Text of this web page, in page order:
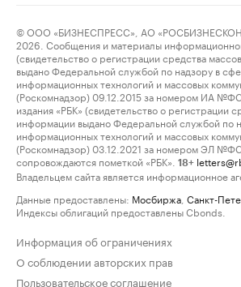
© ООО «БИЗНЕСПРЕСС», АО
2026. Сообщения и материалы
(свидетельство о регистрации средства
выдано Федеральной службой по надзору в
информационных технологий и массовых
(Роскомнадзор) 09.12.2015 за номером ИА
издания «РБК» (свидетельство о регистрации
информации выдано Федеральной службой по
информационных технологий и массовых
(Роскомнадзор) 03.12.2021 за номером ЭЛ
сопровождаются пометкой «РБК».
18+
Владельцем сайта является информационное
Данные предоставлены: Мосбиржа Санкт-
Индексы облигаций предоставлены Cbonds.
Информация об ограничениях
О соблюдении авторских прав
Пользовательское соглашение